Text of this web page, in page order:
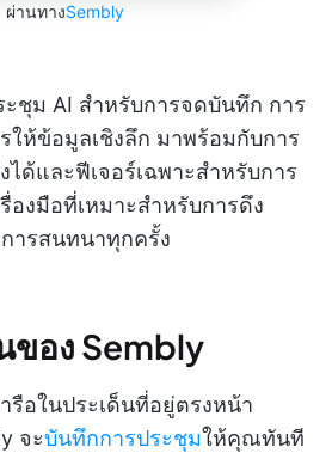
ผ่านทางSembly
ชุม AI สำหรับการจดบันทึก การ
ให้ข้อมูลเชิงลึก มาพร้อมกับการ
ได้และฟีเจอร์เฉพาะสำหรับการ
องมือที่เหมาะสำหรับการดึง
ารสนทนาทุกครั้ง
อง Sembly
รือในประเด็นที่อยู่ตรงหน้า
จะบันทึกการประชุมให้คุณทันที